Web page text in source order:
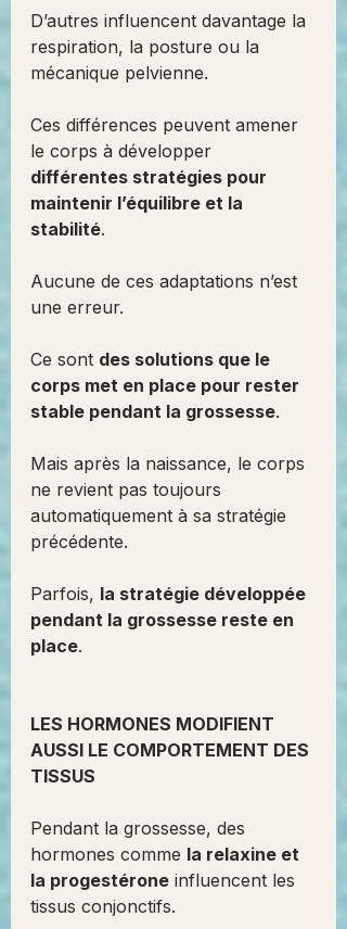
D’autres influencent davantage la
respiration, la posture ou la
mécanique pelvienne.
Ces différences peuvent amener
le corps à développer
différentes stratégies pour
maintenir l’équilibre et la
stabilité.
Aucune de ces adaptations n’est
une erreur.
Ce sont des solutions que le
corps met en place pour rester
stable pendant la grossesse.
Mais après la naissance, le corps
ne revient pas toujours
automatiquement à sa stratégie
précédente.
Parfois, la stratégie développée
pendant la grossesse reste en
place.
LES HORMONES MODIFIENT
AUSSI LE COMPORTEMENT DES
TISSUS
Pendant la grossesse, des
hormones comme la relaxine et
la progestérone influencent les
tissus conjonctifs.